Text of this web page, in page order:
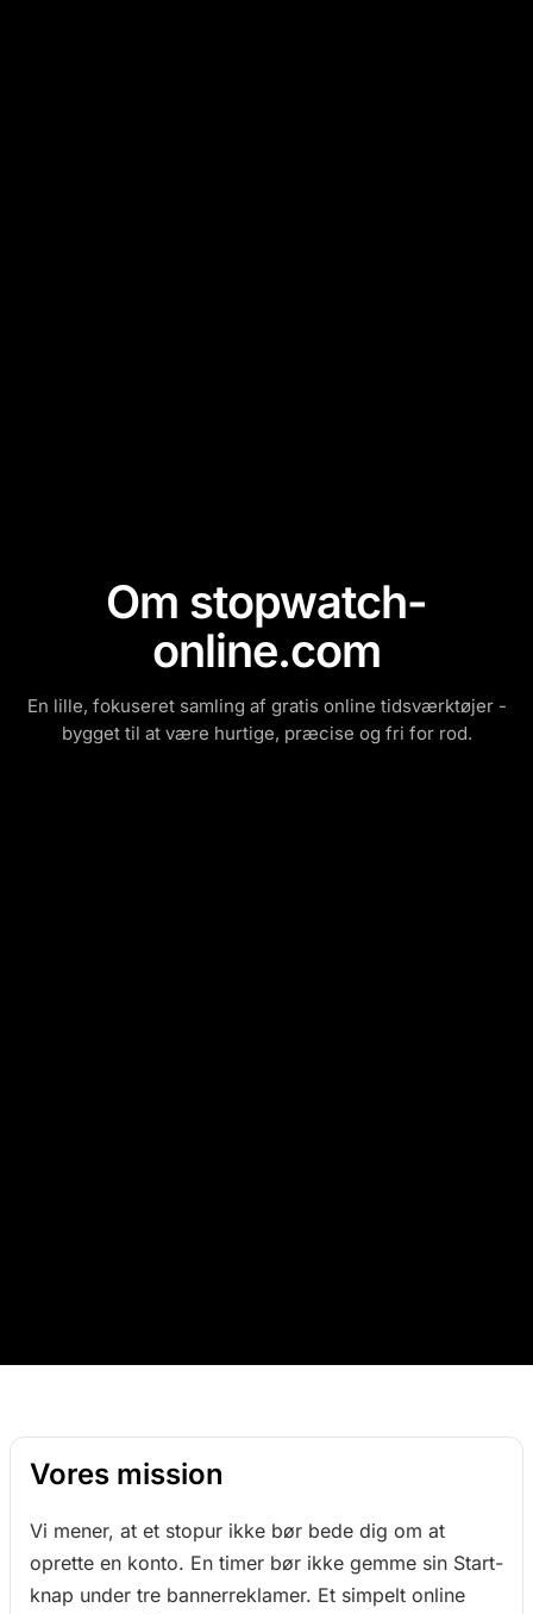
Om stopwatch-
online.com
En lille, fokuseret samling af gratis online tidsværktøjer -
bygget til at være hurtige, præcise og fri for rod.
Vores mission
Vi mener, at et stopur ikke bør bede dig om at
oprette en konto. En timer bør ikke gemme sin Start-
knap under tre bannerreklamer. Et simpelt online